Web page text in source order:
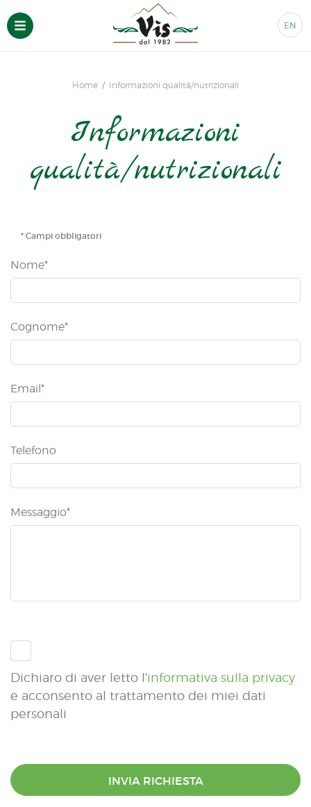
EN
Home Informazioni qualità/nutrizionali
Informazioni
qualità/nutrizionali
* Campi obbligatori
Nome*
Cognome*
Email*
Telefono
Messaggio*
Dichiaro di aver letto l'informativa sulla privacy
e acconsento al trattamento dei miei dati
personali
INVIA RICHIESTA